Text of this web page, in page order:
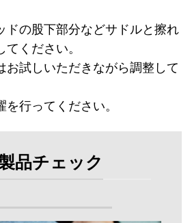
ドの股下部分などサドルと擦れ
ください。
お試しいただきながら調整して
行ってください。
品チェック